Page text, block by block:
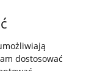
dostosować